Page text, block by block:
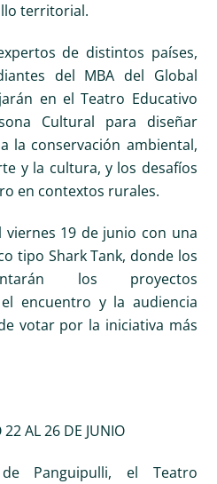
territorial.
de distintos países,
del MBA del Global
en el Teatro Educativo
Cultural para diseñar
la conservación ambiental,
y la cultura, y los desafíos
en contextos rurales.
viernes 19 de junio con una
tipo Shark Tank, donde los
los proyectos
encuentro y la audiencia
votar por la iniciativa más
AL 26 DE JUNIO
Panguipulli, el Teatro